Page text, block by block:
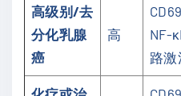
高级别/去
分化乳腺
癌
高
NF-
路激